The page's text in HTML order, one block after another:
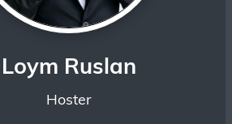
Loym Ruslan
Hoster